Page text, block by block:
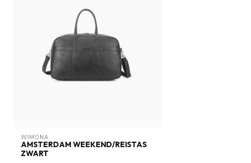
WIMONA
AMSTERDAM WEEKEND/REISTAS
ZWART